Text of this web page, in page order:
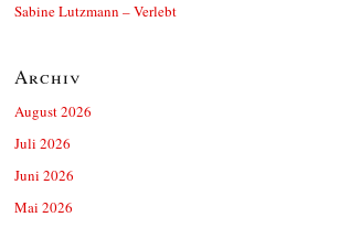
Sabine Lutzmann – Verlebt
Archiv
August 2026
Juli 2026
Juni 2026
Mai 2026